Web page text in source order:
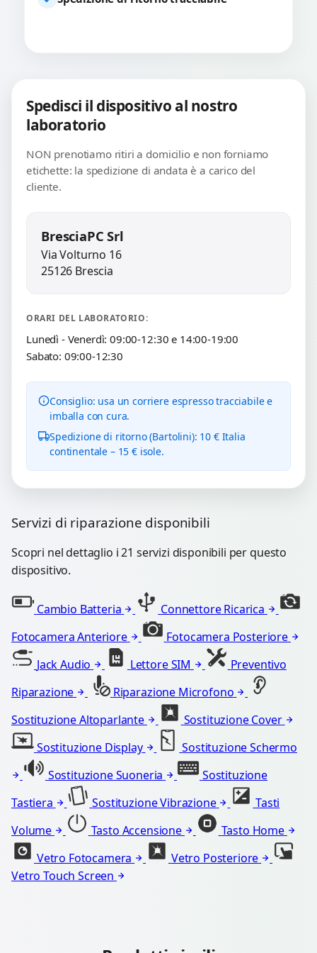
Spedisci il dispositivo al nostro
laboratorio
NON prenotiamo ritiri a domicilio e non forniamo
etichette: la spedizione di andata è a carico del
cliente.
BresciaPC Srl
Via Volturno 16
25126 Brescia
ORARI DEL LABORATORIO:
Lunedì - Venerdì: 09:00-12:30 e 14:00-19:00
Sabato: 09:00-12:30
Consiglio: usa un corriere espresso tracciabile e
imballa con cura.
Spedizione di ritorno (Bartolini): 10 € Italia
continentale – 15 € isole.
Servizi di riparazione disponibili
Scopri nel dettaglio i 21 servizi disponibili per questo
dispositivo.
Cambio Batteria
Connettore Ricarica
Fotocamera Anteriore
Fotocamera Posteriore
Jack Audio
Lettore SIM
Preventivo
Riparazione
Riparazione Microfono
Sostituzione Altoparlante
Sostituzione Cover
Sostituzione Display
Sostituzione Schermo
Sostituzione Suoneria
Sostituzione
Tastiera
Sostituzione Vibrazione
Tasti
Volume
Tasto Accensione
Tasto Home
Vetro Fotocamera
Vetro Posteriore
Vetro Touch Screen